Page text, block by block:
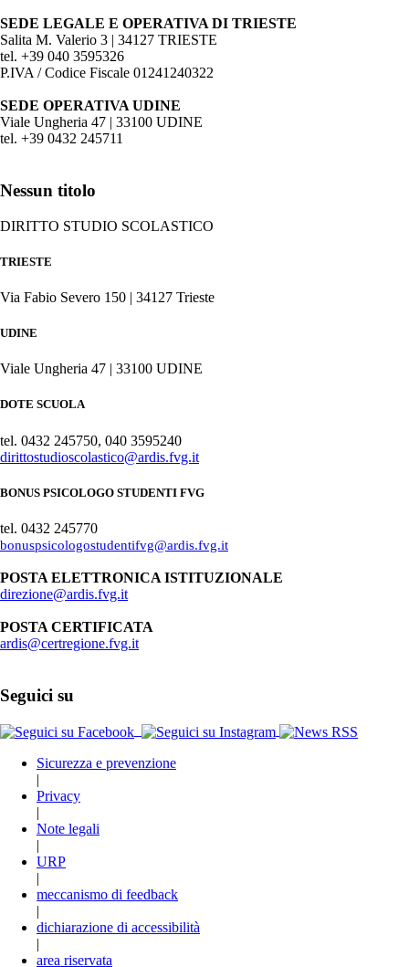
SEDE LEGALE E OPERATIVA DI TRIESTE
Salita M. Valerio 3 | 34127 TRIESTE
tel. +39 040 3595326
P.IVA / Codice Fiscale 01241240322
SEDE OPERATIVA UDINE
Viale Ungheria 47 | 33100 UDINE
tel. +39 0432 245711
Nessun titolo
DIRITTO STUDIO SCOLASTICO
TRIESTE
Via Fabio Severo 150 | 34127 Trieste
UDINE
Viale Ungheria 47 | 33100 UDINE
DOTE SCUOLA
tel. 0432 245750, 040 3595240
dirittostudioscolastico@ardis.fvg.it
BONUS PSICOLOGO STUDENTI FVG
tel. 0432 245770
bonuspsicologostudentifvg@ardis.fvg.it
POSTA ELETTRONICA ISTITUZIONALE
direzione@ardis.fvg.it
POSTA CERTIFICATA
ardis@certregione.fvg.it
Seguici su
Sicurezza e prevenzione
|
Privacy
|
Note legali
|
URP
|
meccanismo di feedback
|
dichiarazione di accessibilità
|
area riservata